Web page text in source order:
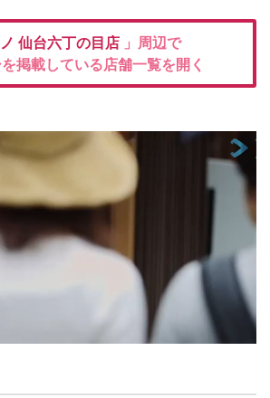
仙台六丁の目店 」周辺で
掲載している店舗一覧を開く